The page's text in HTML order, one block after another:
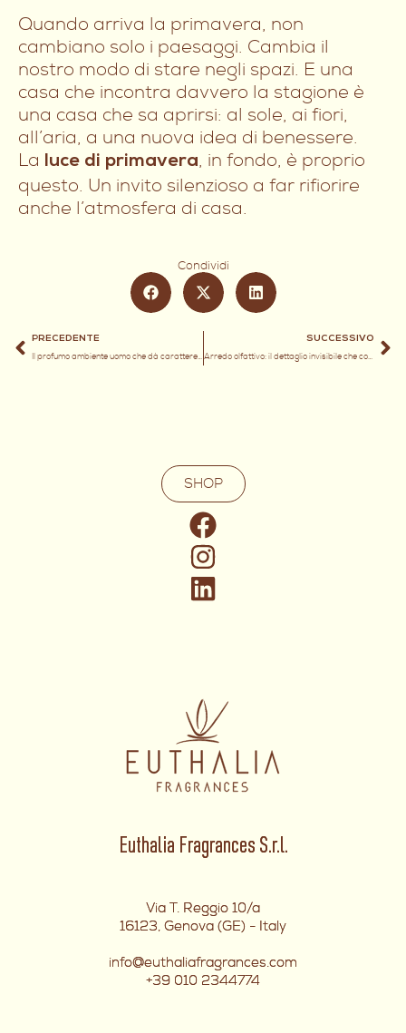
Quando arriva la primavera, non
cambiano solo i paesaggi. Cambia il
nostro modo di stare negli spazi. E una
casa che incontra davvero la stagione è
una casa che sa aprirsi: al sole, ai fiori,
all’aria, a una nuova idea di benessere.
La luce di primavera, in fondo, è proprio
questo. Un invito silenzioso a far rifiorire
anche l’atmosfera di casa.
Condividi
PRECEDENTE
Il profumo ambiente uomo che dà carattere alla casa: un regalo sorprendente per la festa del papà
SUCCESSIVO
Arredo olfattivo: il dettaglio invisibile che completa ogni ambiente
SHOP
Euthalia Fragrances S.r.l.
Via T. Reggio 10/a
16123, Genova (GE) - Italy
info@euthaliafragrances.com
+39 010 2344774